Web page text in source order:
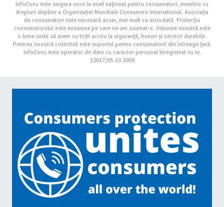
InfoCons este singura voce la nivel național pentru consumatori, membru cu
drepturi depline a Organizației Mondiale Consumers International. Asociația
de consumatori este necesară acum, mai mult ca niciodată. Protecția
consumatorului este misiunea pe care ne-am asumat-o. Viziunea noastră este
o lume unde să avem cu toții acces la siguranță, bunuri și servicii durabile.
Puterea noastră colectivă este suportul pentru consumatorii din întreaga țară.
InfoCons este operator de date cu caracter personal înregistrat cu nr.
12617/05.10.2009